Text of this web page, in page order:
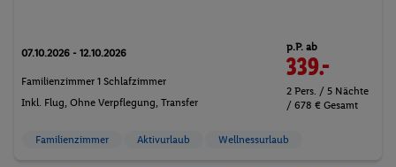
07.10.2026 - 12.10.2026
Familienzimmer 1 Schlafzimmer
Inkl. Flug, Ohne Verpflegung, Transfer
p.P. ab
339.-
2 Pers. / 5 Nächte
/ 678 € Gesamt
Familienzimmer Aktivurlaub Wellnessurlaub